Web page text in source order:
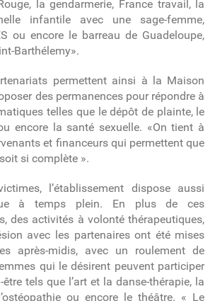
la gendarmerie, France travail, la
infantile avec une sage-femme,
ou encore le barreau de Guadeloupe,
Barthélemy».
permettent ainsi à la Maison
des permanences pour répondre à
telles que le dépôt de plainte, le
encore la santé sexuelle. «On tient à
et financeurs qui permettent que
si complète ».
l’établissement dispose aussi
à temps plein. En plus de ces
des activités à volonté thérapeutiques,
avec les partenaires ont été mises
après-midis, avec un roulement de
qui le désirent peuvent participer
tels que l’art et la danse-thérapie, la
ou encore le théâtre. « Le